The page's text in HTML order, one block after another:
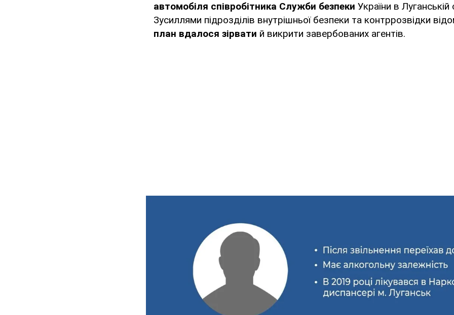
автомобіля співробітника Служби безпеки України в Луганській
Зусиллями підрозділів внутрішньої безпеки та контррозвідки
план вдалося зірвати й викрити завербованих агентів.